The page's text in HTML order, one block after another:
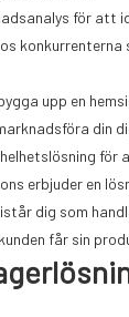
för att
konkurrenterna
upp en
din
för
erbjuder en
dig som
får sin